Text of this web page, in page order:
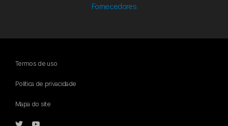
Fornecedores
Termos de uso
Política de privacidade
Mapa do site